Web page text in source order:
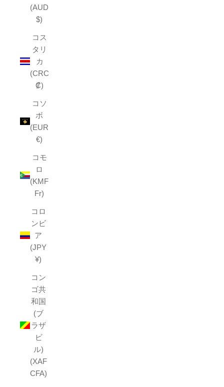
(AUD
$)
コス
タリ
カ
(CRC
₡)
コソ
ボ
(EUR
€)
コモ
ロ
(KMF
Fr)
コロ
ンビ
ア
(JPY
¥)
コン
ゴ共
和国
(ブ
ラザ
ビ
ル)
(XAF
CFA)